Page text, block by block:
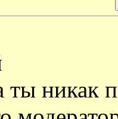
ты никак